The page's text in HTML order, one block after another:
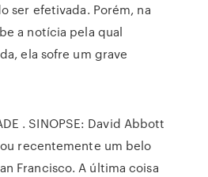
ser efetivada. Porém, na
a notícia pela qual
ela sofre um grave
. SINOPSE: David Abbott
recentemente um belo
Francisco. A última coisa